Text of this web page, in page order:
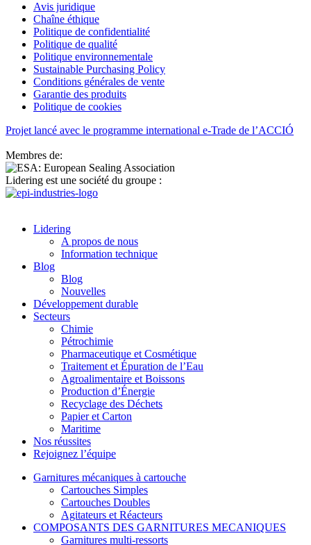
Avis juridique
Chaîne éthique
Politique de confidentialité
Politique de qualité
Politique environnementale
Sustainable Purchasing Policy
Conditions générales de vente
Garantie des produits
Politique de cookies
Projet lancé avec le programme international e-Trade de l’ACCIÓ
Membres de:
Lidering est une société du groupe :
Lidering
A propos de nous
Information technique
Blog
Blog
Nouvelles
Développement durable
Secteurs
Chimie
Pétrochimie
Pharmaceutique et Cosmétique
Traitement et Épuration de l’Eau
Agroalimentaire et Boissons
Production d’Énergie
Recyclage des Déchets
Papier et Carton
Maritime
Nos réussites
Rejoignez l’équipe
Garnitures mécaniques à cartouche
Cartouches Simples
Cartouches Doubles
Agitateurs et Réacteurs
COMPOSANTS DES GARNITURES MECANIQUES
Garnitures multi-ressorts